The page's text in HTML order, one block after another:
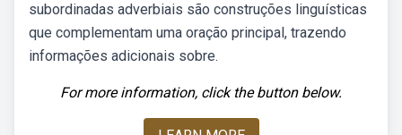
subordinadas adverbiais são construções linguísticas
que complementam uma oração principal, trazendo
informações adicionais sobre.
For more information, click the button below.